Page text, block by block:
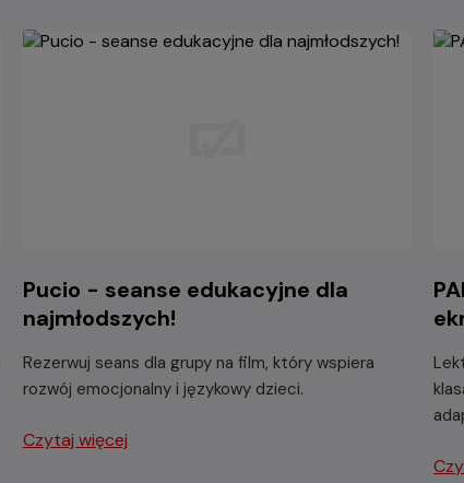
Pucio - seanse edukacyjne dla
najmłodszych!
Rezerwuj seans dla grupy na film, który wspiera
rozwój emocjonalny i językowy dzieci.
Czytaj więcej